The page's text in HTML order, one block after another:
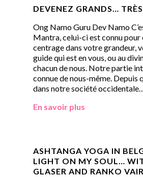
DEVENEZ GRANDS…
Ong Namo Guru Dev Namo
Mantra, celui-ci est connu pour
centrage dans votre grandeur,
guide qui est en vous, ou au
chacun de nous. Notre partie
connue de nous-même. Depuis
dans notre société
En savoir plus
ASHTANGA YOGA IN
LIGHT ON MY SOUL…
GLASER AND RANKO